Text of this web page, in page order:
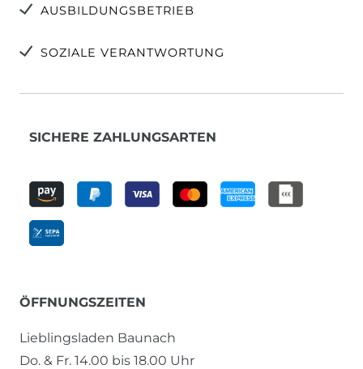
AUSBILDUNGSBETRIEB
SOZIALE VERANTWORTUNG
SICHERE ZAHLUNGSARTEN
ÖFFNUNGSZEITEN
Lieblingsladen Baunach
Do. & Fr. 14.00 bis 18.00 Uhr